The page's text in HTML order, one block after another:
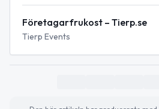
Företagarfrukost – Tierp.se
Tierp Events